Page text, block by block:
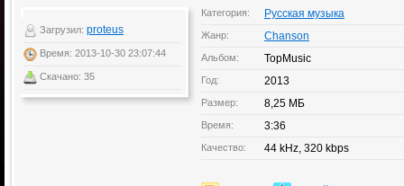
Загрузил: proteus
Время: 2013-10-30 23:07:44
Скачано: 35
Категория: Русская музыка
Жанр: Chanson
Альбом: TopMusic
Год: 2013
Размер: 8,25 МБ
Время: 3:36
Качество: 44 kHz, 320 kbps